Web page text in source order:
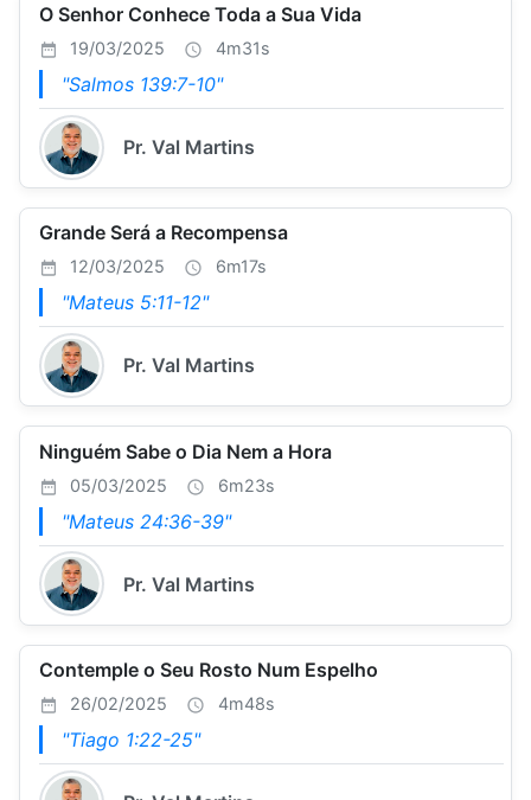
O Senhor Conhece Toda a Sua Vida
19/03/2025 4m31s
"Salmos 139:7-10"
Pr. Val Martins
Grande Será a Recompensa
12/03/2025 6m17s
"Mateus 5:11-12"
Pr. Val Martins
Ninguém Sabe o Dia Nem a Hora
05/03/2025 6m23s
"Mateus 24:36-39"
Pr. Val Martins
Contemple o Seu Rosto Num Espelho
26/02/2025 4m48s
"Tiago 1:22-25"